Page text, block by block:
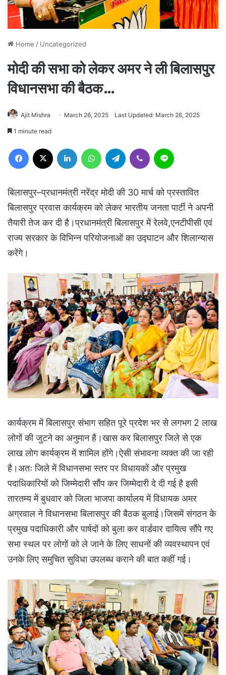
Home / Uncategorized
मोदी की सभा को लेकर अमर ने ली बिलासपुर
विधानसभा की बैठक…
Ajit Mishra March 26, 2025 Last Updated: March 26, 2025
1 minute read
Facebook LinkedIn WhatsAppTelegram Viber
बिलासपुर–प्रधानमंत्री नरेंद्र मोदी की 30 मार्च को प्रस्तावित
बिलासपुर प्रवास कार्यक्रम को लेकर भारतीय जनता पार्टी ने अपनी
तैयारी तेज कर दी है।प्रधानमंत्री बिलासपुर में रेलवे,एनटीपीसी एवं
राज्य सरकार के विभिन्न परियोजनाओं का उद्घाटन और शिलान्यास
करेंगे।
कार्यक्रम में बिलासपुर संभाग सहित पूरे प्रदेश भर से लगभग 2 लाख
लोगों की जुटने का अनुमान है।खास कर बिलासपुर जिले से एक
लाख लोग कार्यक्रम में शामिल होंगे।ऐसी संभावना व्यक्त की जा रही
है।अतः जिले में विधानसभा स्तर पर विधायकों और प्रमुख
पदाधिकारियों को जिम्मेदारी सौंप कर जिम्मेदारी दे दी गई है इसी
तारतम्य में बुधवार को जिला भाजपा कार्यालय में विधायक अमर
अग्रवाल ने विधानसभा बिलासपुर की बैठक बुलाई।जिसमें संगठन के
प्रमुख पदाधिकारी और पार्षदों को बुला कर वार्डवार दायित्व सौंपे गए
सभा स्थल पर लोगों को ले जाने के लिए साधनों की व्यवस्थापन एवं
उनके लिए समुचित सुविधा उपलब्ध कराने की बात कहीं गई।